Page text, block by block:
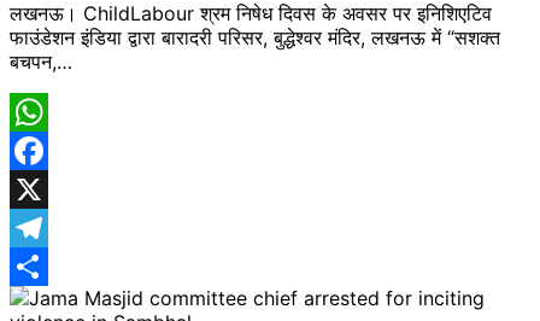
लखनऊ। ChildLabour श्रम निषेध दिवस के अवसर पर इनिशिएटिव
फाउंडेशन इंडिया द्वारा बारादरी परिसर, बुद्धेश्वर मंदिर, लखनऊ में “सशक्त
बचपन,…
WhatsApp
Facebook
X
Telegram
Share